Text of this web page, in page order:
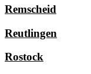
Remscheid
Reutlingen
Rostock